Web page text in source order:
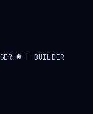
®| BUILDER